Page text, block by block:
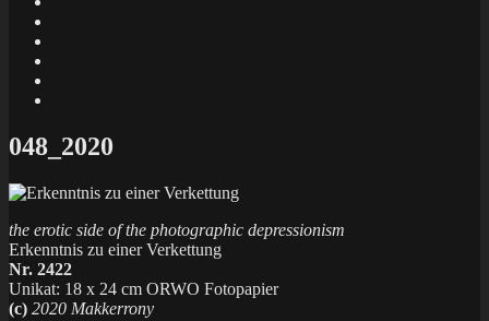
X
048_2020
the erotic side of the photographic depressionism
Erkenntnis zu einer Verkettung
Nr. 2422
Unikat: 18 x 24 cm ORWO Fotopapier
(c) 2020 Makkerrony